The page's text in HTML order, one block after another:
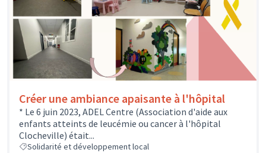
Créer une ambiance apaisante à l'hôpital
* Le 6 juin 2023, ADEL Centre (Association d'aide aux
enfants atteints de leucémie ou cancer à l'hôpital
Clocheville) était...
Solidarité et développement local